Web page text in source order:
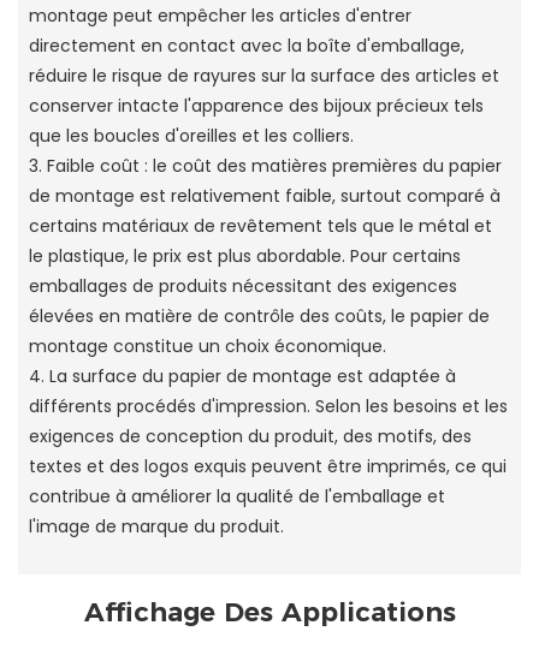
montage peut empêcher les articles d'entrer
directement en contact avec la boîte d'emballage,
réduire le risque de rayures sur la surface des articles et
conserver intacte l'apparence des bijoux précieux tels
que les boucles d'oreilles et les colliers.
3. Faible coût : le coût des matières premières du papier
de montage est relativement faible, surtout comparé à
certains matériaux de revêtement tels que le métal et
le plastique, le prix est plus abordable. Pour certains
emballages de produits nécessitant des exigences
élevées en matière de contrôle des coûts, le papier de
montage constitue un choix économique.
4. La surface du papier de montage est adaptée à
différents procédés d'impression. Selon les besoins et les
exigences de conception du produit, des motifs, des
textes et des logos exquis peuvent être imprimés, ce qui
contribue à améliorer la qualité de l'emballage et
l'image de marque du produit.
Affichage Des Applications